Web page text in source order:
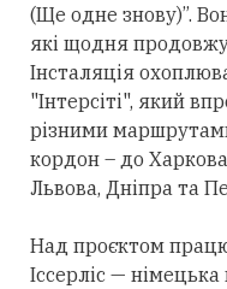
(Ще одне знову)”.
які щодня
Інсталяція
"Інтерсіті", який
різними
кордон – до
Львова, Дніпра та
Над проєктом
Іссерліс —